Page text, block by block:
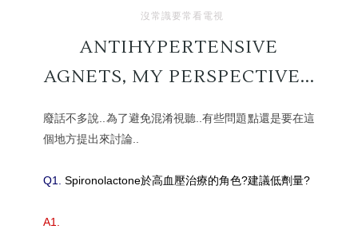
沒常識要常看電視
ANTIHYPERTENSIVE
AGNETS, MY PERSPECTIVE...
廢話不多說..為了避免混淆視聽..有些問題點還是要在這
個地方提出來討論..
Q1. Spironolactone於高血壓治療的角色?建議低劑量?
A1.